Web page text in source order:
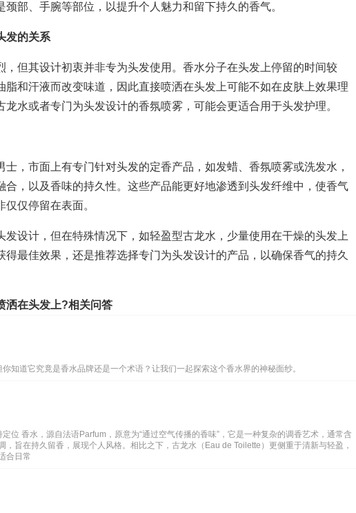
颈部、手腕等部位，以提升个人魅力和留下持久的香气。
发的关系
，但其设计初衷并非专为头发使用。香水分子在头发上停留的时间较
脂和汗液而改变味道，因此直接喷洒在头发上可能不如在皮肤上效果理
水或者专门为头发设计的香氛喷雾，可能会更适合用于头发护理。
士，市面上有专门针对头发的定香产品，如发蜡、香氛喷雾或洗发水，
合，以及香味的持久性。这些产品能更好地渗透到头发纤维中，使香气
仅停留在表面。
发设计，但在特殊情况下，如轻盈型古龙水，少量使用在干燥的头发上
得最佳效果，还是推荐选择专门为头发设计的产品，以确保香气的持久
洒在头发上?相关问答
知道它究竟是香水品牌还是一个术语？让我们一起探索这个香水界的神秘面纱。
位 香水，源自法语Parfum，原意为“通过空气传播的香味”，它是一种复杂的调香艺术，通常含
，旨在持久留香，展现个人风格。相比之下，古龙水（Eau de Toilette）更侧重于清新与轻盈，
合日常